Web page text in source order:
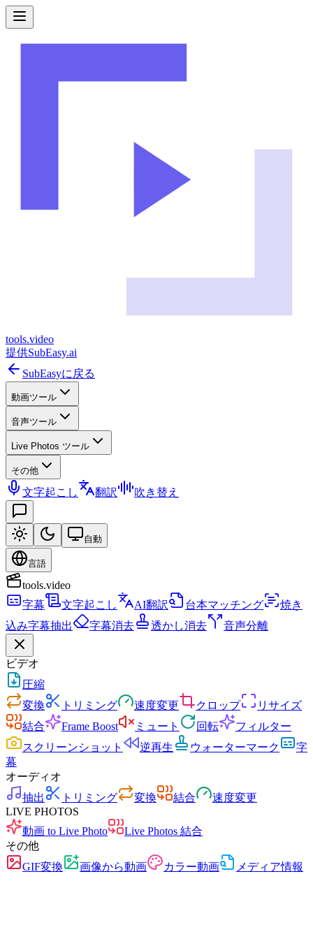
tools.video
提供SubEasy.ai
SubEasyに戻る
動画ツール
音声ツール
Live Photos ツール
その他
文字起こし 翻訳 吹き替え
自動
言語
tools.video
字幕
文字起こし AI翻訳 台本マッチング
焼き
込み字幕抽出
字幕消去 透かし消去 音声分離
ビデオ
圧縮
変換
トリミング 速度変更 クロップ
リサイズ
結合
Frame Boost ミュート 回転
フィルター
スクリーンショット
逆再生 ウォーターマーク
字
幕
オーディオ
抽出
トリミング 変換 結合
速度変更
LIVE PHOTOS
動画 to Live Photo
Live Photos 結合
その他
GIF変換
画像から動画 カラー動画 メディア情報